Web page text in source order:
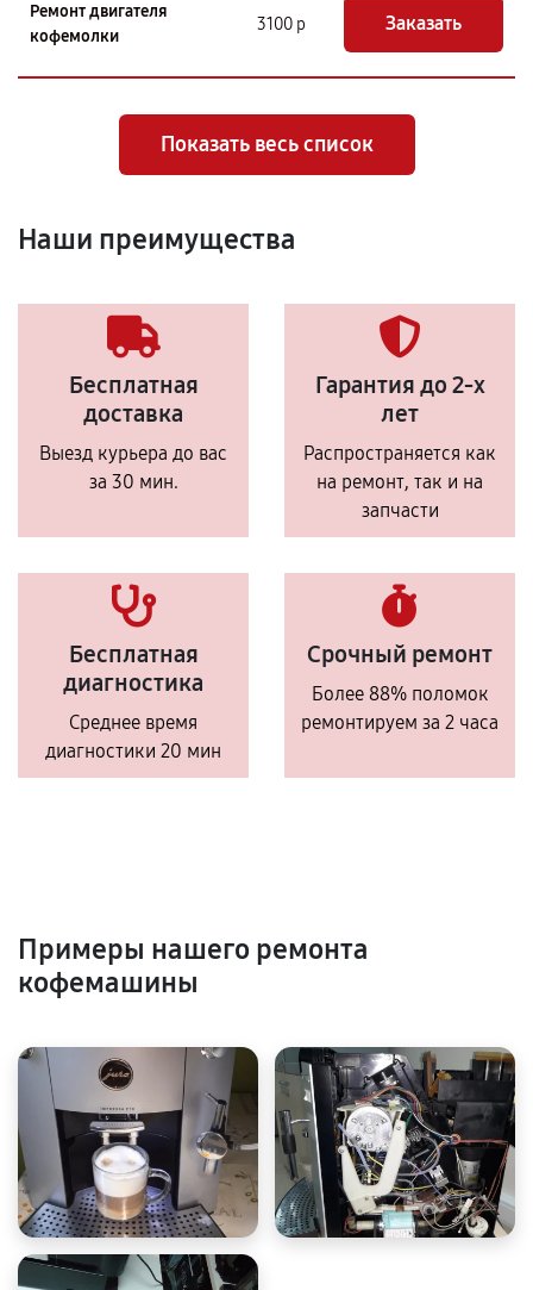
Ремонт двигателя
кофемолки
3100 р Заказать
Показать весь список
Наши преимущества
Бесплатная
доставка
Выезд курьера до вас
за 30 мин.
Гарантия до 2-х
лет
Распространяется как
на ремонт, так и на
запчасти
Бесплатная
диагностика
Среднее время
диагностики 20 мин
Срочный ремонт
Более 88% поломок
ремонтируем за 2 часа
Примеры нашего ремонта
кофемашины